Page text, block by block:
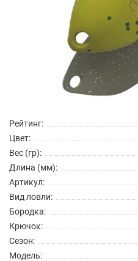
Рейтинг:
Цвет:
Вес (гр):
Длина (мм):
Артикул:
Вид ловли:
Бородка:
Крючок:
Сезон:
Модель: